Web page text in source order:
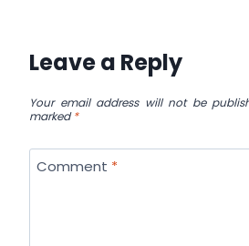
Leave a Reply
Your email address will not be
marked*
Comment *